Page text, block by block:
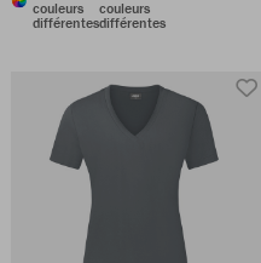
couleurs
différentes
couleurs
différentes